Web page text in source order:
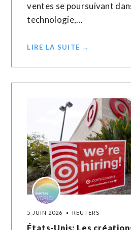
ventes se poursuivant
technologie,…
LIRE LA SUITE →
5 JUIN 2026 REUTERS
États-Unis: Les